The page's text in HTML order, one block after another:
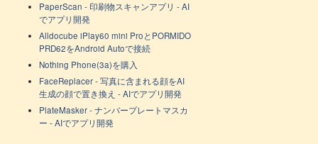
PaperScan - 印刷物スキャンアプリ - AI
でアプリ開発
Alldocube iPlay60 mini ProとPORMIDO
PRD62をAndroid Autoで接続
Nothing Phone(3a)を購入
FaceReplacer - 写真に含まれる顔をAI
生成の顔で置き換え - AIでアプリ開発
PlateMasker - ナンバープレートマスカ
ー - AIでアプリ開発